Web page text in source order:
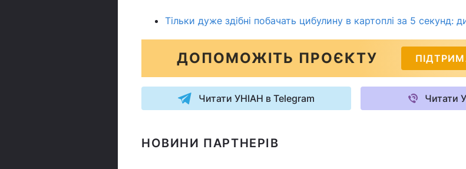
Тільки дуже здібні побачать цибулину в картоплі за 5 секунд:
ДОПОМОЖІТЬ ПРОЄКТУ
Читати УНІАН в Telegram Читати
НОВИНИ ПАРТНЕРІВ